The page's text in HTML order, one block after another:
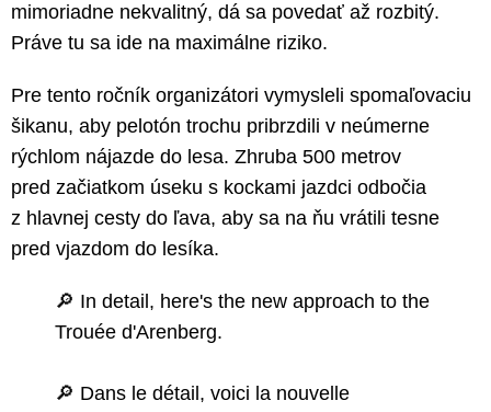
mimoriadne nekvalitný, dá sa povedať až rozbitý.
Práve tu sa ide na maximálne riziko.
Pre tento ročník organizátori vymysleli spomaľovaciu
šikanu, aby pelotón trochu pribrzdili v neúmerne
rýchlom nájazde do lesa. Zhruba 500 metrov
pred začiatkom úseku s kockami jazdci odbočia
z hlavnej cesty do ľava, aby sa na ňu vrátili tesne
pred vjazdom do lesíka.
🔎 In detail, here's the new approach to the
Trouée d'Arenberg.
🔎 Dans le détail, voici la nouvelle